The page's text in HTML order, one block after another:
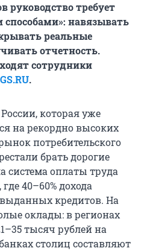
руководство требует
навязывать
реальные
отчетность.
сотрудники
.
которая уже
на рекордно высоких
потребительского
брать дорогие
система оплаты труда
40–60% дохода
кредитов. На
оклады: в регионах
тысяч рублей на
столиц составляют